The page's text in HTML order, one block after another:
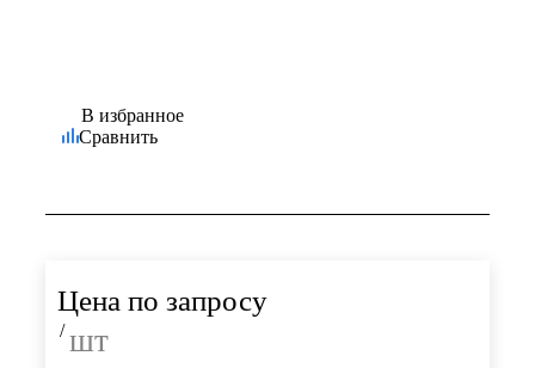
В избранное
Сравнить
Цена по запросу
/ шт